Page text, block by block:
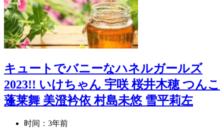
キュートでバニーなハネルガールズ
2023!! いけちゃん 宇咲 桜井木穂 つんこ
蓬莱舞 美澄衿依 村島未悠 雪平莉左
时间：3年前